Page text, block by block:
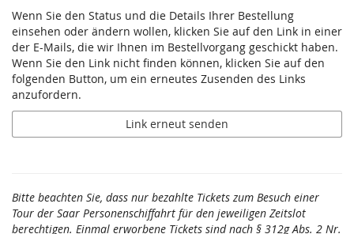
Wenn Sie den Status und die Details Ihrer Bestellung
einsehen oder ändern wollen, klicken Sie auf den Link in einer
der E-Mails, die wir Ihnen im Bestellvorgang geschickt haben.
Wenn Sie den Link nicht finden können, klicken Sie auf den
folgenden Button, um ein erneutes Zusenden des Links
anzufordern.
Link erneut senden
Bitte beachten Sie, dass nur bezahlte Tickets zum Besuch einer
Tour der Saar Personenschiffahrt für den jeweiligen Zeitslot
berechtigen. Einmal erworbene Tickets sind nach § 312g Abs. 2 Nr.